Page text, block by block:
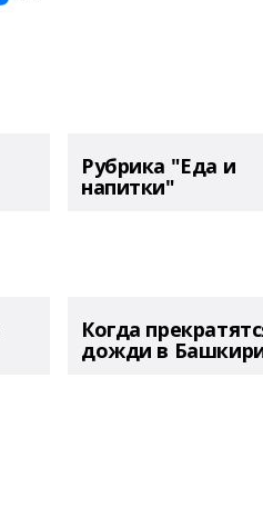
Рубрика "Еда и
напитки"
Когда
дожди в